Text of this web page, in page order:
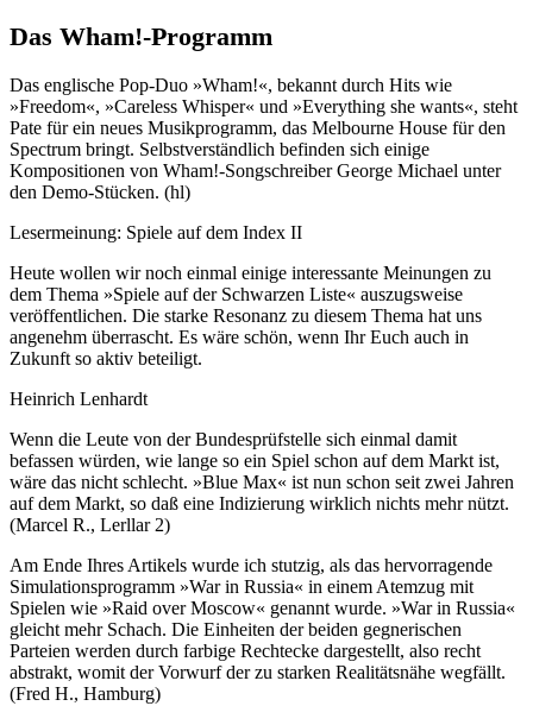
Das Wham!-Programm
Das englische Pop-Duo »Wham!«, bekannt durch Hits wie
»Freedom«, »Careless Whisper« und »Everything she wants«, steht
Pate für ein neues Musikprogramm, das Melbourne House für den
Spectrum bringt. Selbstverständlich befinden sich einige
Kompositionen von Wham!-Songschreiber George Michael unter
den Demo-Stücken. (hl)
Lesermeinung: Spiele auf dem Index II
Heute wollen wir noch einmal einige interessante Meinungen zu
dem Thema »Spiele auf der Schwarzen Liste« auszugsweise
veröffentlichen. Die starke Resonanz zu diesem Thema hat uns
angenehm überrascht. Es wäre schön, wenn Ihr Euch auch in
Zukunft so aktiv beteiligt.
Heinrich Lenhardt
Wenn die Leute von der Bundesprüfstelle sich einmal damit
befassen würden, wie lange so ein Spiel schon auf dem Markt ist,
wäre das nicht schlecht. »Blue Max« ist nun schon seit zwei Jahren
auf dem Markt, so daß eine Indizierung wirklich nichts mehr nützt.
(Marcel R., Lerllar 2)
Am Ende Ihres Artikels wurde ich stutzig, als das hervorragende
Simulationsprogramm »War in Russia« in einem Atemzug mit
Spielen wie »Raid over Moscow« genannt wurde. »War in Russia«
gleicht mehr Schach. Die Einheiten der beiden gegnerischen
Parteien werden durch farbige Rechtecke dargestellt, also recht
abstrakt, womit der Vorwurf der zu starken Realitätsnähe wegfällt.
(Fred H., Hamburg)